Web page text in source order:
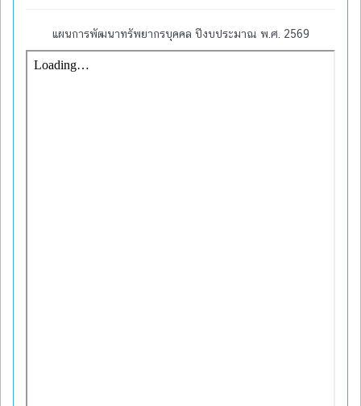
แผนการพัฒนาทรัพยากรบุคคล ปีงบประมาณ พ.ศ. 2569